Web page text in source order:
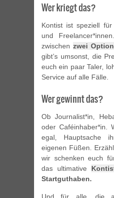
Wer kriegt das?
Kontist ist speziell für
und
zwischen zwei
gibt’s umsonst, die
euch ein paar Taler,
Service auf alle Fälle.
Wer gewinnt das?
Ob Journalist*in,
oder Caféinhaber*in.
egal, Hauptsache
eigenen Füßen.
wir schenken euch
das ultimative
Startguthaben.